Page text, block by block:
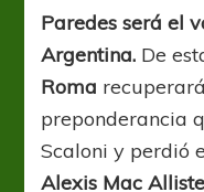
Paredes será el
Argentina. De
Roma
preponderancia
Scaloni y perdió
Alexis Mac